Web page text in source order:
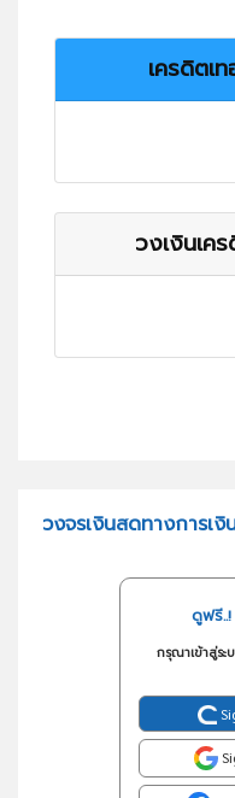
เครดิตเ
วงเงินเค
วงจรเงินสดทางการเ
ดูฟรี
กรุณาเข้าสู่ระ